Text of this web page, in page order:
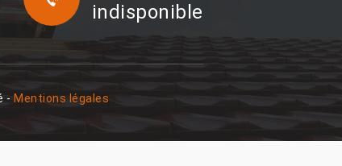
indisponible
- Mentions légales